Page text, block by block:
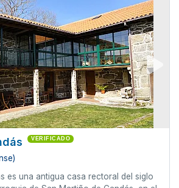
VERIFICADO
es una antigua casa rectoral del siglo